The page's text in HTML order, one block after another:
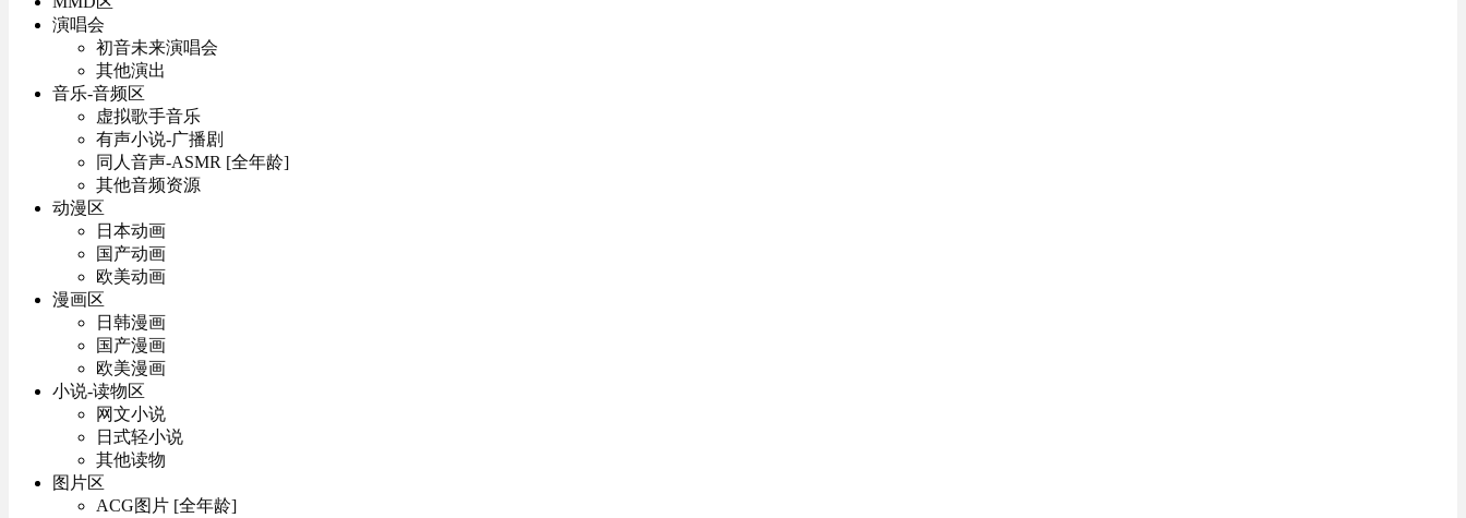
演唱会
初音未来演唱会
其他演出
音乐-音频区
虚拟歌手音乐
有声小说-广播剧
同人音声-ASMR [全年龄]
其他音频资源
动漫区
日本动画
国产动画
欧美动画
漫画区
日韩漫画
国产漫画
欧美漫画
小说-读物区
网文小说
日式轻小说
其他读物
图片区
ACG图片 [全年龄]